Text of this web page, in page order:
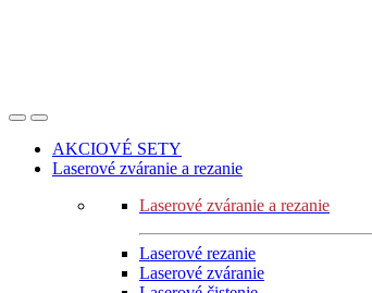
AKCIOVÉ SETY
Laserové zváranie a rezanie
Laserové zváranie a rezanie
Laserové rezanie
Laserové zváranie